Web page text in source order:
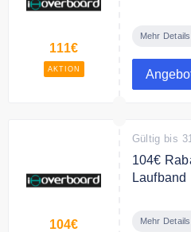
111€
AKTION
Mehr Details
104€
Gültig bis
104€
Laufband
Mehr Details